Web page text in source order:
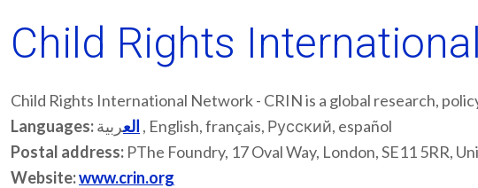
Child Rights
Child Rights International Network - CRIN is a global research,
Languages:
الع ربية , English, français, Русский, español
Postal address: PThe Foundry, 17 Oval Way, London, SE11 5RR,
Website:www.crin.org